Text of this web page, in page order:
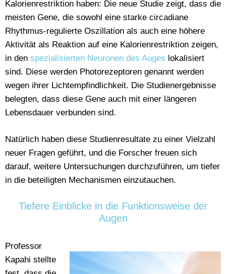
Kalorienrestriktion haben: Die neue Studie zeigt, dass die
meisten Gene, die sowohl eine starke circadiane
Rhythmus-regulierte Oszillation als auch eine höhere
Aktivität als Reaktion auf eine Kalorienrestriktion zeigen,
in den spezialisierten Neuronen des Auges lokalisiert
sind. Diese werden Photorezeptoren genannt werden
wegen ihrer Lichtempfindlichkeit. Die Studienergebnisse
belegten, dass diese Gene auch mit einer längeren
Lebensdauer verbunden sind.
Natürlich haben diese Studienresultate zu einer Vielzahl
neuer Fragen geführt, und die Forscher freuen sich
darauf, weitere Untersuchungen durchzuführen, um tiefer
in die beteiligten Mechanismen einzutauchen.
Tiefere Einblicke in die Funktionsweise der
Augen
Professor
Kapahi stellte